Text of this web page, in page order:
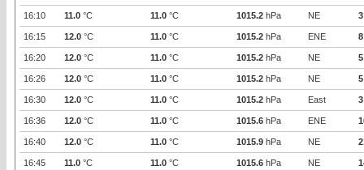
16:10 11.0 °C 11.0 °C 1015.2 hPa NE 3
16:15 12.0 °C 11.0 °C 1015.2 hPa ENE 8
16:20 12.0 °C 11.0 °C 1015.2 hPa NE 5
16:26 12.0 °C 11.0 °C 1015.2 hPa NE 5
16:30 12.0 °C 11.0 °C 1015.2 hPa East 3
16:36 12.0 °C 11.0 °C 1015.6 hPa ENE
16:40 12.0 °C 11.0 °C 1015.9 hPa NE
16:45 11.0 °C 11.0 °C 1015.6 hPa NE